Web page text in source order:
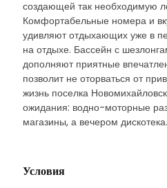
создающей так необходимую
Комфортабельные номера и
удивляют отдыхающих уже в
на отдыхе. Бассейн с
дополняют приятные
позволит не оторваться от
жизнь поселка
ожидания: водно-моторные
магазины, а вечером дискотека.
Условия